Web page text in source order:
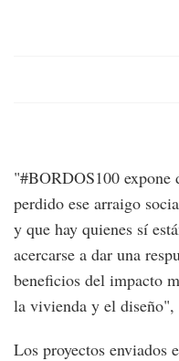
"#BORDOS100 expone
perdido ese arraigo
y que hay quienes sí
acercarse a dar una
beneficios del impacto
la vivienda y el diseño",
Los proyectos enviados